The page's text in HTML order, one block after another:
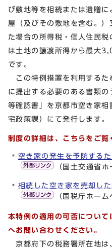
び敷地等を相続または遺贈
屋（及びその敷地を含む。
た場合の所得税・個人住民
は土地の譲渡所得から最大
です。
この特例措置を利用するた
に提出する必要のある書類
等確認書」を京都市空き家
宅政策課）にて発行します。
制度の詳細は、こちらをご覧
空き家の発生を予防する
（国土交通省ホ
相続した空き家を売却し
（国税庁ホーム
本特例の適用の可否について
へお問い合わせください。
京都府下の税務署所在地は